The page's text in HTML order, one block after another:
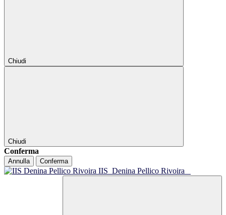
Chiudi
Chiudi
Conferma
Annulla Conferma
IIS Denina Pellico Rivoira